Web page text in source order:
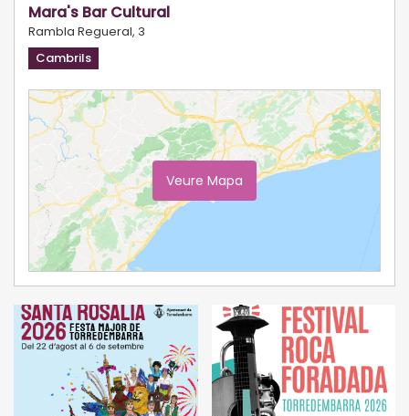
Mara's Bar Cultural
Rambla Regueral, 3
Cambrils
Veure Mapa